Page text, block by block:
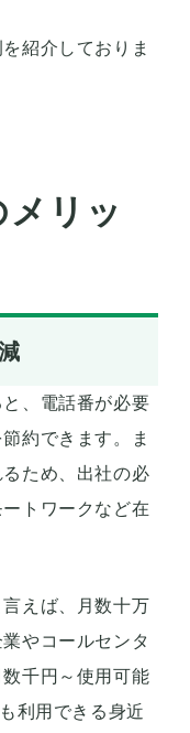
紹介しておりま
リッ
、電話番が必要
約できます。ま
ため、出社の必
トワークなど在
えば、月数十万
やコールセンタ
千円～使用可能
利用できる身近